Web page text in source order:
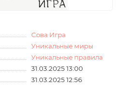
Сова Игра
Уникальные миры
Уникальные правила
31.03.2025 13:00
31.03.2025 12:56